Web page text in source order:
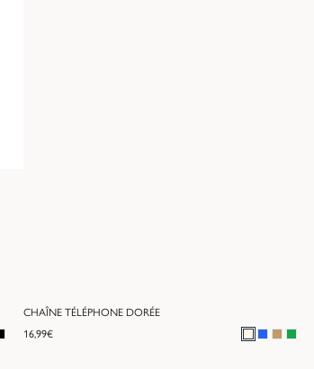
CHAÎNE TÉLÉPHONE DORÉE
16,99€